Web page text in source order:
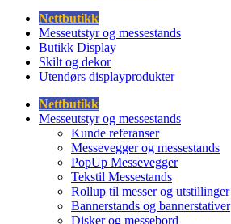
Nettbutikk
Messeutstyr og messestands
Butikk Display
Skilt og dekor
Utendørs displayprodukter
Nettbutikk
Messeutstyr og messestands
Kunde referanser
Messevegger og messestands
PopUp Messevegger
Tekstil Messestands
Rollup til messer og utstillinger
Bannerstands og bannerstativer
Disker og messebord